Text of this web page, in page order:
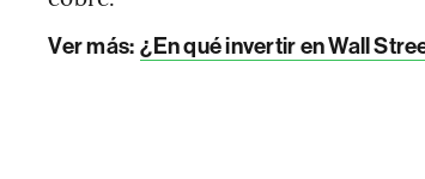
Ver más: ¿En qué invertir en Wall